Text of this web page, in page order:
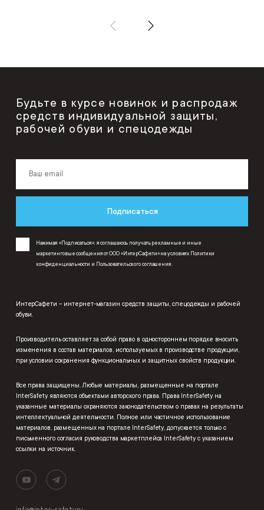
Будьте в курсе новинок и распродаж
средств индивидуальной защиты,
рабочей обуви и спецодежды
Подписаться
Нажимая «Подписаться», я соглашаюсь получать рекламные и иные
маркетинговые сообщения от ООО «ИнтерСафети» на условиях Политики
конфиденциальности и Пользовательского соглашения
ИнтерСафети – интернет-магазин средств защиты, спецодежды и рабочей
обуви.
Производитель оставляет за собой право в одностороннем порядке вносить
изменения в состав материалов, используемых в производстве продукции,
при условии сохранения функциональных и защитных свойств продукции.
Все права защищены. Любые материалы, размещенные на портале
InterSafety являются объектами авторского права. Права InterSafety на
указанные материалы охраняются законодательством о правах на результаты
интеллектуальной деятельности. Полное или частичное использование
материалов, размещенных на портале InterSafety, допускается только с
письменного согласия руководства маркетплейса InterSafety с указанием
ссылки на источник.